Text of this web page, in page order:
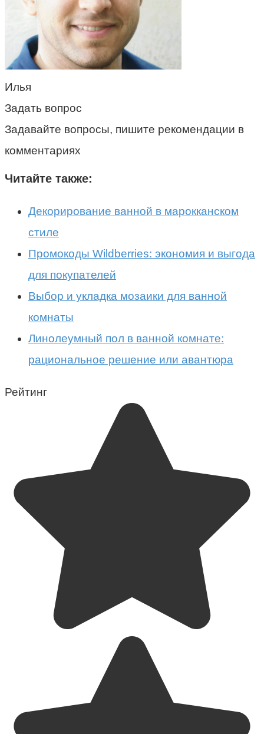
Илья
Задать вопрос
Задавайте вопросы, пишите рекомендации в
комментариях
Читайте также:
Декорирование ванной в марокканском
стиле
Промокоды Wildberries: экономия и выгода
для покупателей
Выбор и укладка мозаики для ванной
комнаты
Линолеумный пол в ванной комнате:
рациональное решение или авантюра
Рейтинг